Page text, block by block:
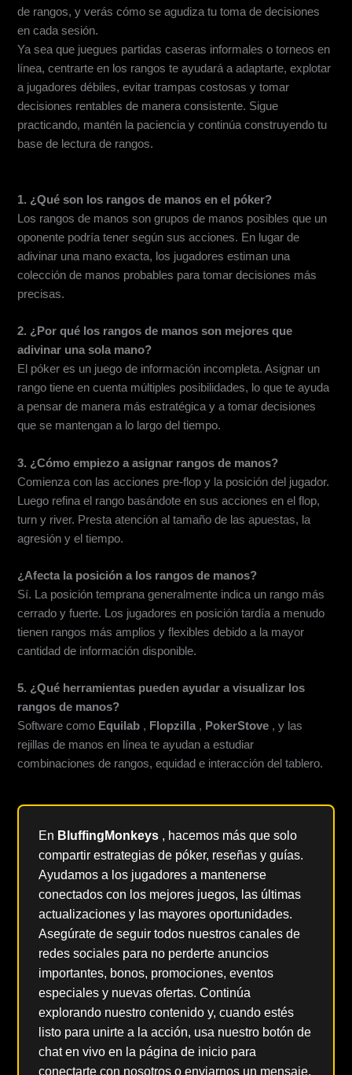
de rangos, y verás cómo se agudiza tu toma de decisiones
en cada sesión.
Ya sea que juegues partidas caseras informales o torneos en
línea, centrarte en los rangos te ayudará a adaptarte, explotar
a jugadores débiles, evitar trampas costosas y tomar
decisiones rentables de manera consistente. Sigue
practicando, mantén la paciencia y continúa construyendo tu
base de lectura de rangos.
1. ¿Qué son los rangos de manos en el póker?
Los rangos de manos son grupos de manos posibles que un
oponente podría tener según sus acciones. En lugar de
adivinar una mano exacta, los jugadores estiman una
colección de manos probables para tomar decisiones más
precisas.
2. ¿Por qué los rangos de manos son mejores que
adivinar una sola mano?
El póker es un juego de información incompleta. Asignar un
rango tiene en cuenta múltiples posibilidades, lo que te ayuda
a pensar de manera más estratégica y a tomar decisiones
que se mantengan a lo largo del tiempo.
3. ¿Cómo empiezo a asignar rangos de manos?
Comienza con las acciones pre-flop y la posición del jugador.
Luego refina el rango basándote en sus acciones en el flop,
turn y river. Presta atención al tamaño de las apuestas, la
agresión y el tiempo.
¿Afecta la posición a los rangos de manos?
Sí. La posición temprana generalmente indica un rango más
cerrado y fuerte. Los jugadores en posición tardía a menudo
tienen rangos más amplios y flexibles debido a la mayor
cantidad de información disponible.
5. ¿Qué herramientas pueden ayudar a visualizar los
rangos de manos?
Software como Equilab , Flopzilla , PokerStove , y las
rejillas de manos en línea te ayudan a estudiar
combinaciones de rangos, equidad e interacción del tablero.
En BluffingMonkeys , hacemos más que solo
compartir estrategias de póker, reseñas y guías.
Ayudamos a los jugadores a mantenerse
conectados con los mejores juegos, las últimas
actualizaciones y las mayores oportunidades.
Asegúrate de seguir todos nuestros canales de
redes sociales para no perderte anuncios
importantes, bonos, promociones, eventos
especiales y nuevas ofertas. Continúa
explorando nuestro contenido y, cuando estés
listo para unirte a la acción, usa nuestro botón de
chat en vivo en la página de inicio para
conectarte con nosotros o enviarnos un mensaje.